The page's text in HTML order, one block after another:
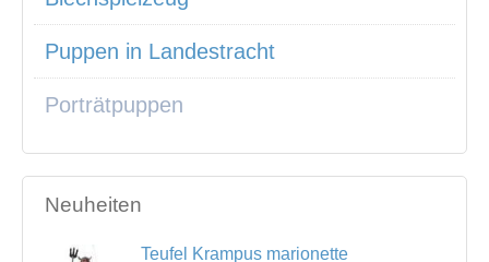
Puppen in Landestracht
Porträtpuppen
Neuheiten
Teufel Krampus marionette